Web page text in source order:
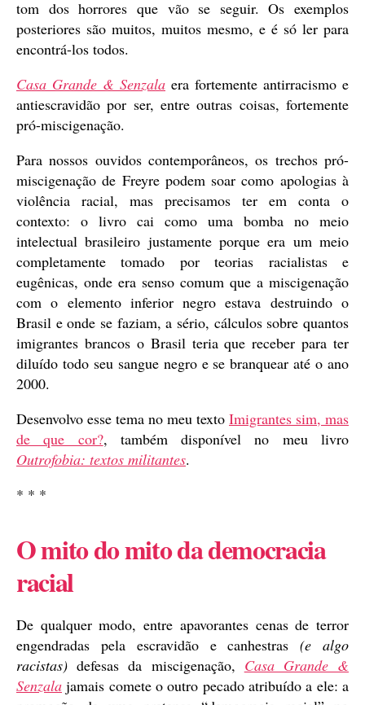
tom dos horrores que vão se seguir. Os exemplos
posteriores são muitos, muitos mesmo, e é só ler para
encontrá-los todos.
Casa Grande & Senzala era fortemente antirracismo e
antiescravidão por ser, entre outras coisas, fortemente
pró-miscigenação.
Para nossos ouvidos contemporâneos, os trechos pró-
miscigenação de Freyre podem soar como apologias à
violência racial, mas precisamos ter em conta o
contexto: o livro cai como uma bomba no meio
intelectual brasileiro justamente porque era um meio
completamente tomado por teorias racialistas e
eugênicas, onde era senso comum que a miscigenação
com o elemento inferior negro estava destruindo o
Brasil e onde se faziam, a sério, cálculos sobre quantos
imigrantes brancos o Brasil teria que receber para ter
diluído todo seu sangue negro e se branquear até o ano
2000.
Desenvolvo esse tema no meu texto Imigrantes sim, mas
de que cor?, também disponível no meu livro
Outrofobia: textos militantes.
* * *
O mito do mito da democracia
racial
De qualquer modo, entre apavorantes cenas de terror
engendradas pela escravidão e canhestras(e algo
racistas) defesas da miscigenação, Casa Grande &
Senzala jamais comete o outro pecado atribuído a ele: a